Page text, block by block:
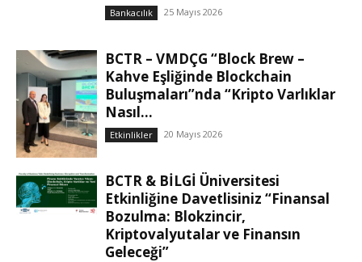
Bankacılık 25 Mayıs 2026
BCTR – VMDÇG “Block Brew –
Kahve Eşliğinde Blockchain
Buluşmaları”nda “Kripto Varlıklar
Nasıl...
Etkinlikler 20 Mayıs 2026
BCTR & BİLGİ Üniversitesi
Etkinliğine Davetlisiniz “Finansal
Bozulma: Blokzincir,
Kriptovalyutalar ve Finansın
Geleceği”